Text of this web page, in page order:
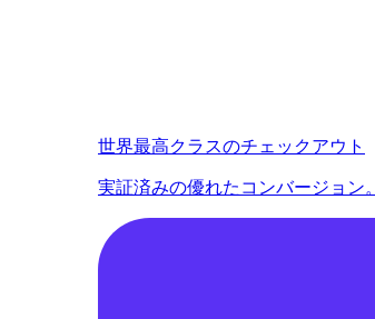
世界最高クラスのチェックアウト
実証済みの優れたコンバージョン。